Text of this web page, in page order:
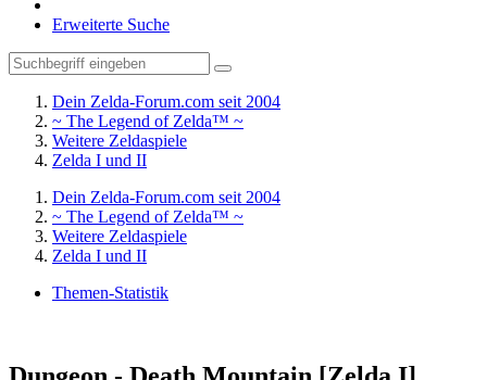
Erweiterte Suche
Dein Zelda-Forum.com seit 2004
~ The Legend of Zelda™ ~
Weitere Zeldaspiele
Zelda I und II
Dein Zelda-Forum.com seit 2004
~ The Legend of Zelda™ ~
Weitere Zeldaspiele
Zelda I und II
Themen-Statistik